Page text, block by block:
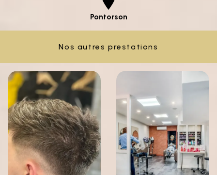
Pontorson
Nos autres prestations